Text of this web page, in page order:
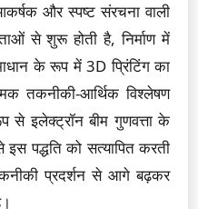
और स्पष्ट संरचना वाली
से शुरू होती है, निर्माण में
के रूप में 3D प्रिंटिंग का
तकनीकी-आर्थिक विश्लेषण
से इलेक्ट्रॉन बीम गुणवत्ता के
पद्धति को सत्यापित करती
प्रदर्शन से आगे बढ़कर